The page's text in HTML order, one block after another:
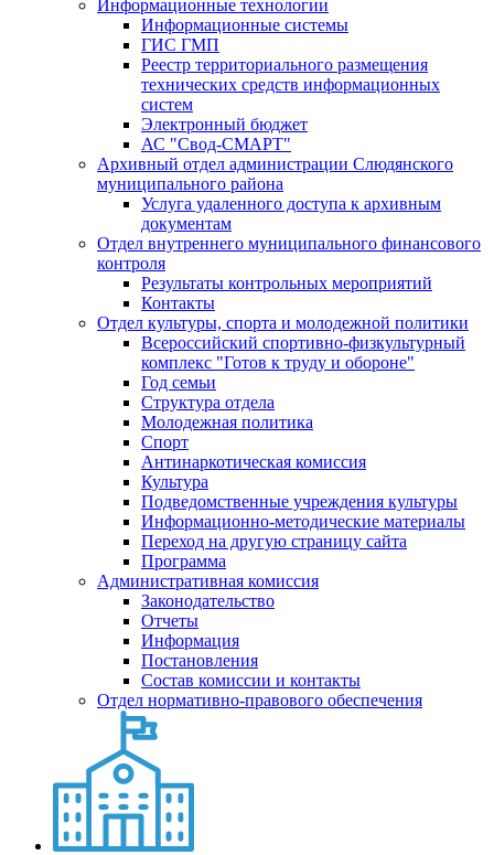
Информационные технологии
Информационные системы
ГИС ГМП
Реестр территориального размещения
технических средств информационных
систем
Электронный бюджет
АС "Свод-СМАРТ"
Архивный отдел администрации Слюдянского
муниципального района
Услуга удаленного доступа к архивным
документам
Отдел внутреннего муниципального финансового
контроля
Результаты контрольных мероприятий
Контакты
Отдел культуры, спорта и молодежной политики
Всероссийский спортивно-физкультурный
комплекс "Готов к труду и обороне"
Год семьи
Структура отдела
Молодежная политика
Спорт
Антинаркотическая комиссия
Культура
Подведомственные учреждения культуры
Информационно-методические материалы
Переход на другую страницу сайта
Программа
Административная комиссия
Законодательство
Отчеты
Информация
Постановления
Состав комиссии и контакты
Отдел нормативно-правового обеспечения